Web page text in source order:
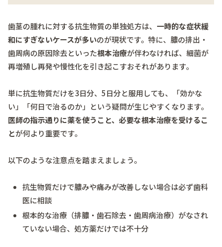
歯茎の腫れに対する抗生物質の単独処方は、 一時的な症状緩
和にすぎないケースが多いのが現状です。特に、膿の排出・
歯周病の原因除去といった根本治療が伴わなければ、細菌が
再増殖し再発や慢性化を引き起こすおそれがあります。
単に抗生物質だけを3日分、5日分と服用しても、「効かな
い」「何日で治るのか」という疑問が生じやすくなります。
医師の指示通りに薬を使うこと、必要な根本治療を受けるこ
とが何より重要です。
以下のような注意点を踏まえましょう。
抗生物質だけで膿みや痛みが改善しない場合は必ず歯科
医に相談
根本的な治療（排膿・歯石除去・歯周病治療）がなされ
ていない場合、処方薬だけでは不十分